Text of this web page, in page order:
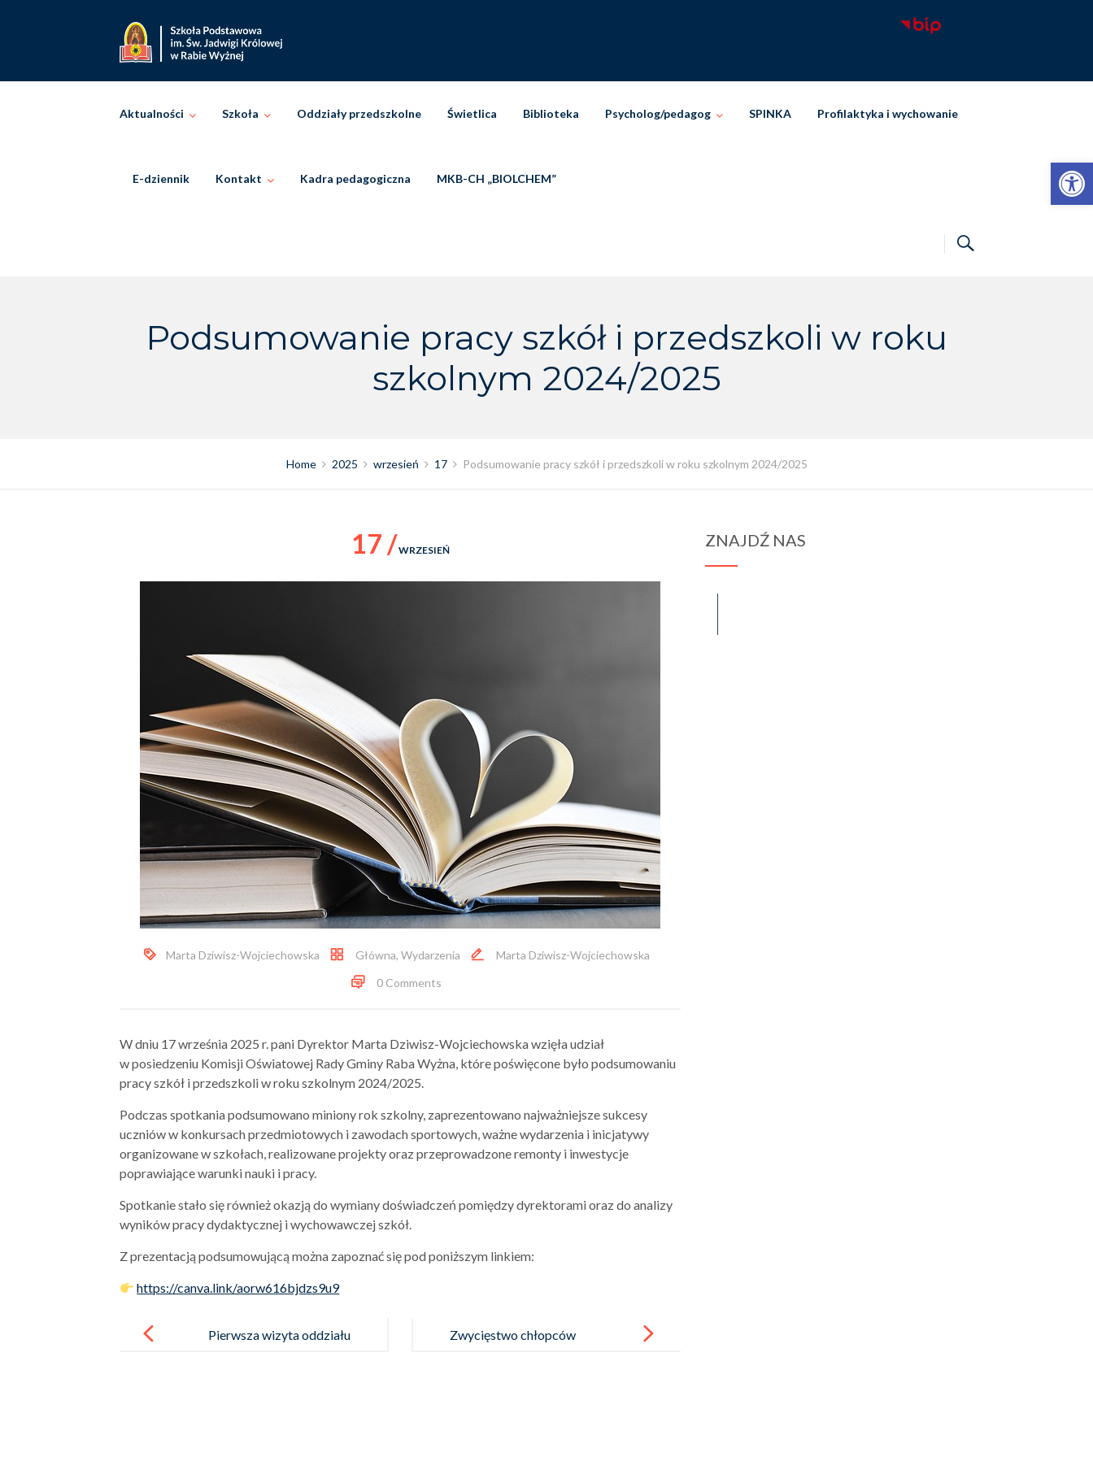
Otwórz pasek narzędzi
Aktualności Szkoła Oddziały przedszkolne Świetlica Biblioteka Psycholog/pedagog SPINKA Profilaktyka i wychowanie
E-dziennik Kontakt Kadra pedagogiczna MKB-CH „BIOLCHEM”
Podsumowanie pracy szkół i przedszkoli w roku
szkolnym 2024/2025
Home 2025 wrzesień 17 Podsumowanie pracy szkół i przedszkoli w roku szkolnym 2024/2025
17 /WRZESIEŃ
Marta Dziwisz-Wojciechowska Główna, Wydarzenia
Marta Dziwisz-Wojciechowska
0 Comments
W dniu 17 września 2025 r. pani Dyrektor Marta Dziwisz-Wojciechowska wzięła udział
w posiedzeniu Komisji Oświatowej Rady Gminy Raba Wyżna, które poświęcone było podsumowaniu
pracy szkół i przedszkoli w roku szkolnym 2024/2025.
Podczas spotkania podsumowano miniony rok szkolny, zaprezentowano najważniejsze sukcesy
uczniów w konkursach przedmiotowych i zawodach sportowych, ważne wydarzenia i inicjatywy
organizowane w szkołach, realizowane projekty oraz przeprowadzone remonty i inwestycje
poprawiające warunki nauki i pracy.
Spotkanie stało się również okazją do wymiany doświadczeń pomiędzy dyrektorami oraz do analizy
wyników pracy dydaktycznej i wychowawczej szkół.
Z prezentacją podsumowującą można zapoznać się pod poniższym linkiem:
https://canva.link/aorw616bjdzs9u9
navigation
Pierwsza wizyta oddziału
Zwycięstwo chłopców
ZNAJDŹ NAS